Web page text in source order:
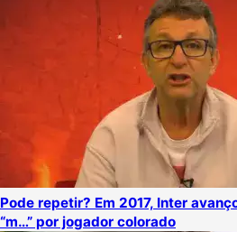
Pode repetir? Em 2017, Inter
“m…” por jogador colorado